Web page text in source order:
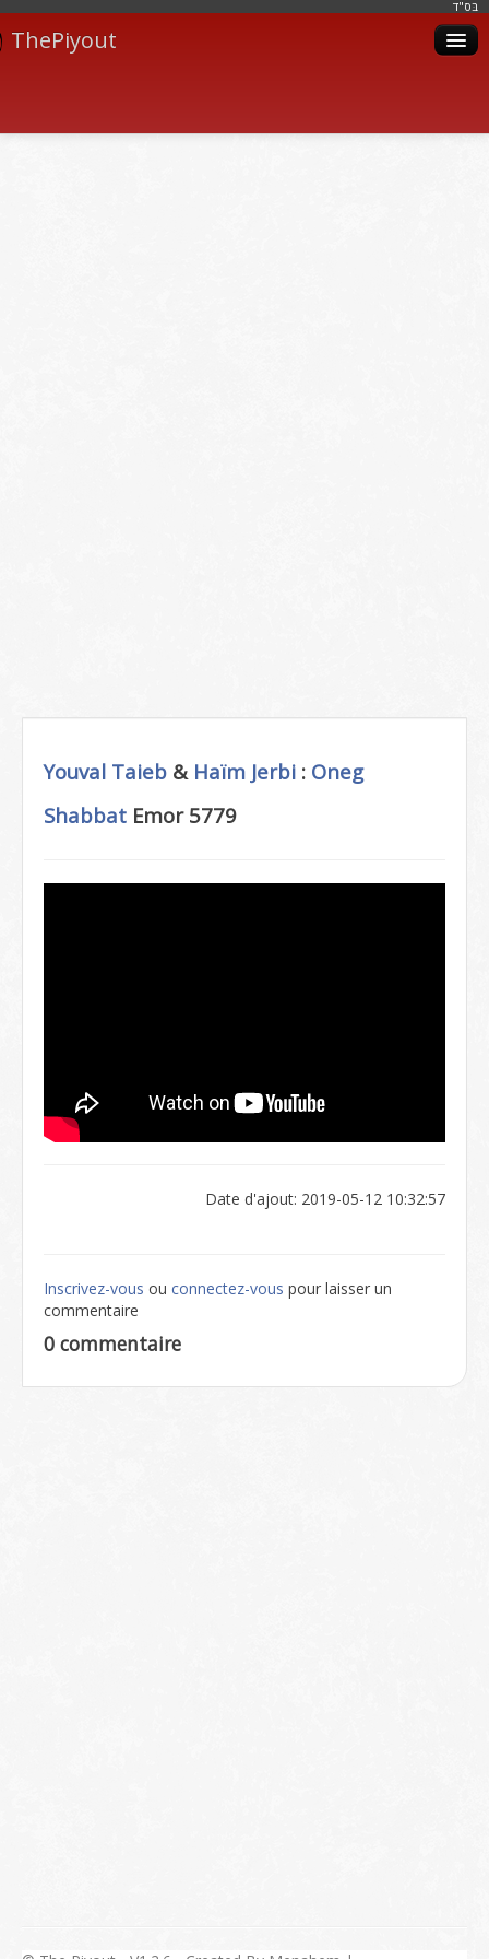
בּס"ד
ThePiyout
Youval Taieb & Haïm Jerbi : Oneg
Shabbat Emor 5779
Date d'ajout: 2019-05-12 10:32:57
Inscrivez-vous ou connectez-vous pour laisser un
commentaire
0 commentaire